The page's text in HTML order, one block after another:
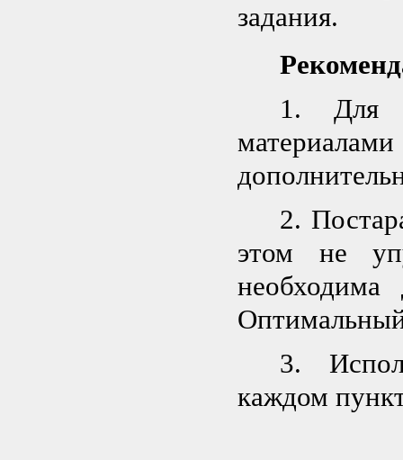
задания.
1. Для
2.
этом не
3.
каждом